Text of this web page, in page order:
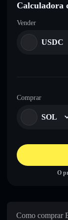
Calculadora
Vender
USDC
Comprar
SOL
O
Como comprar